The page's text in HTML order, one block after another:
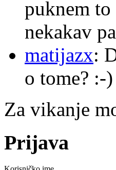
puknem to
nekakav
matijazx:
o tome? :-)
Za vikanje
Prijava